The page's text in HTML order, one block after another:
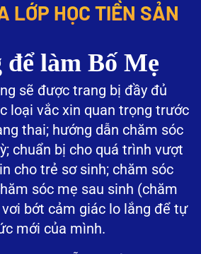
LỚP HỌC TIỀN SẢN
để làm Bố Mẹ
sẽ được trang bị đầy đủ
loại vắc xin quan trọng trước
thai; hướng dẫn chăm sóc
chuẩn bị cho quá trình vượt
cho trẻ sơ sinh; chăm sóc
sóc mẹ sau sinh (chăm
vơi bớt cảm giác lo lắng để tự
mới của mình.